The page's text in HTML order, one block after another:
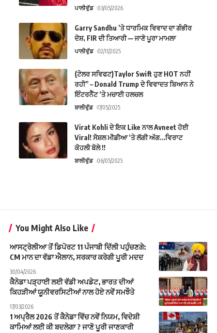
ਪਾਲੀਵੁੱਡ 03/05/2026
Garry Sandhu ’ਤੇ ਧਾਰਮਿਕ ਵਿਵਾਦ ਦਾ ਗੰਭੀਰ
ਦੋਸ਼, FIR ਦੀ ਤਿਆਰੀ — ਜਾਣੋ ਪੂਰਾ ਮਾਮਲਾ
ਪਾਲੀਵੁੱਡ 02/11/2025
(ਟੇਲਰ ਸਵਿਫਟ)Taylor Swift ਹੁਣ HOT ਨਹੀਂ
ਰਹੀ” – Donald Trump ਦੇ ਵਿਵਾਦਤ ਬਿਆਨ ਨੇ
ਇੰਟਰਨੈੱਟ ‘ਤੇ ਮਚਾਈ ਹਲਚਲ
ਬਾਲੀਵੁੱਡ 17/05/2025
Virat Kohli ਦੇ ਇਕ Like ਨਾਲ Avneet ਹੋਈ
Viral! ਸੋਸ਼ਲ ਮੀਡੀਆ ‘ਤੇ ਲੱਗੀ ਅੱਗ…ਵਿਰਾਟ
ਕੋਹਲੀ ਬੋਲੇ !!
ਬਾਲੀਵੁੱਡ 06/05/2025
You Might Also Like
ਆਸਟ੍ਰੇਲੀਆ ਤੋਂ ਡਿਪੋਰਟ 11 ਪੰਜਾਬੀ ਦਿੱਲੀ ਪਹੁੰਚਣਗੇ:
CM ਮਾਨ ਦਾ ਵੱਡਾ ਐਲਾਨ, ਸਰਕਾਰ ਕਰੇਗੀ ਪੂਰੀ ਮਦਦ
30/04/2026
ਕੈਨੇਡਾ ਪੜ੍ਹਾਈ ਲਈ ਵੱਡੀ ਅਪਡੇਟ, ਭਾਰਤ ਦੀਆਂ
ਕਿਹੜੀਆਂ ਯੂਨੀਵਰਸਿਟੀਆਂ ਨਾਲ ਹੋਏ ਨਵੇਂ ਸਮਝੌਤੇ
17/03/2026
1 ਅਪ੍ਰੈਲ 2026 ਤੋਂ ਕੈਨੇਡਾ ਵਿੱਚ ਨਵੇਂ ਨਿਯਮ, ਵਿਦੇਸ਼ੀ
ਕਾਮਿਆਂ ਲਈ ਕੀ ਬਦਲੇਗਾ ? ਜਾਣੋ ਪੂਰੀ ਜਾਣਕਾਰੀ